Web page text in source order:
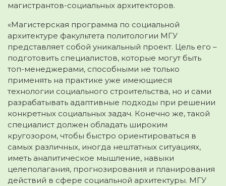
магистрантов-социальных архитекторов.
«Магистерская программа по социальной
архитектуре факультета политологии МГУ
представляет собой уникальный проект. Цель его –
подготовить специалистов, которые могут быть
топ-менеджерами, способными не только
применять на практике уже имеющиеся
технологии социального строительства, но и сами
разрабатывать адаптивные подходы при решении
конкретных социальных задач. Конечно же, такой
специалист должен обладать широким
кругозором, чтобы быстро ориентироваться в
самых различных, иногда нештатных ситуациях,
иметь аналитическое мышление, навыки
целеполагания, прогнозирования и планирования
действий в сфере социальной архитектуры. МГУ